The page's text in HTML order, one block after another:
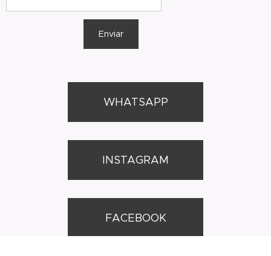
Enviar
WHATSAPP
INSTAGRAM
FACEBOOK